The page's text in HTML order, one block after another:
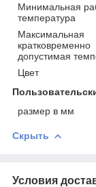
Минимальная
температура
Максимальная
кратковременно
допустимая
Цвет
размер в мм
Скрыть
Условия